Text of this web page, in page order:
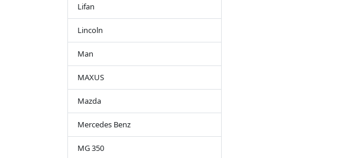
Lifan
Lincoln
Man
MAXUS
Mazda
Mercedes Benz
MG 350